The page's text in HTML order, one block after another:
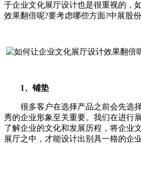
于企业文化展厅设计也是很重视的，
效果翻倍呢?要考虑哪些方面?中展股
1、铺垫
很多客户在选择产品之前会先选
秀的企业形象至关重要。我们在进行
了解企业的文化和发展历程，将企业
展厅之中，才能设计出别具一格的企